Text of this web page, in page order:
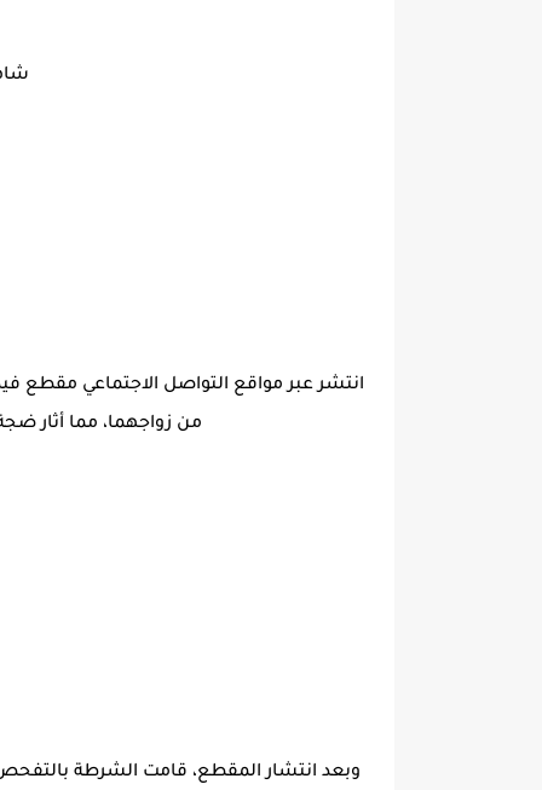
من زواجهما، مما أثار
وبعد انتشار المقطع، قامت الشرطة